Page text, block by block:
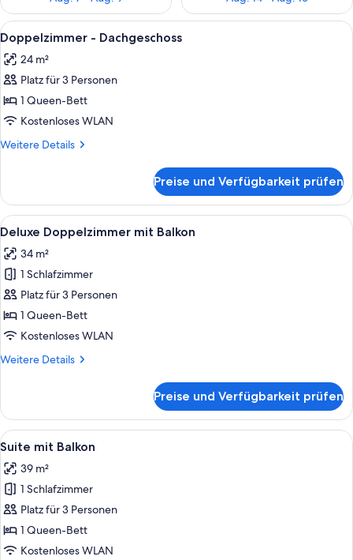
Alle
Fotos
für
Doppelzimmer
-
Dachgeschoss
anzeigen
Ein ordentlich gemachtes Bett mit
6
Doppelzimmer - Dachgeschoss
24 m²
Platz für 3 Personen
1 Queen-Bett
Kostenloses WLAN
Weitere Details
Weitere
-
Dachgeschoss
Preise und Verfügbarkeit prüfen
Alle
Fotos
für
Deluxe
Doppelzimmer
mit
Balkon
Ein Hotelzimmer mit Bett, Sofa,
8
Deluxe Doppelzimmer mit Balkon
34 m²
1 Schlafzimmer
Platz für 3 Personen
1 Queen-Bett
Kostenloses WLAN
Weitere Details
Weitere
Doppelzimmer
mit
Balkon
Preise und Verfügbarkeit prüfen
Alle
Fotos
für
Suite
mit
Balkon
anzeigen
Ein Balkon mit zwei Liegestühlen,
9
Suite mit Balkon
39 m²
1 Schlafzimmer
Platz für 3 Personen
1 Queen-Bett
Kostenloses WLAN